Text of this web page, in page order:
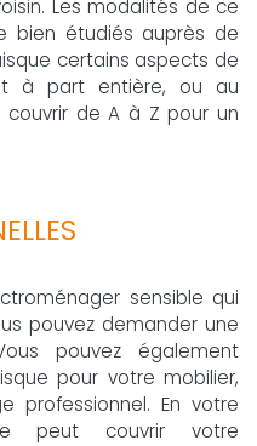
Les modalités de ce
bien étudiés auprès de
certains aspects de
à part entière, ou au
couvrir de A à Z pour un
sensible qui
pouvez demander une
pouvez également
pour votre mobilier,
professionnel. En votre
peut couvrir votre